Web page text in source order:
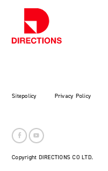
Sitepolicy Privacy Policy
Copyright DIRECTIONS CO LTD.